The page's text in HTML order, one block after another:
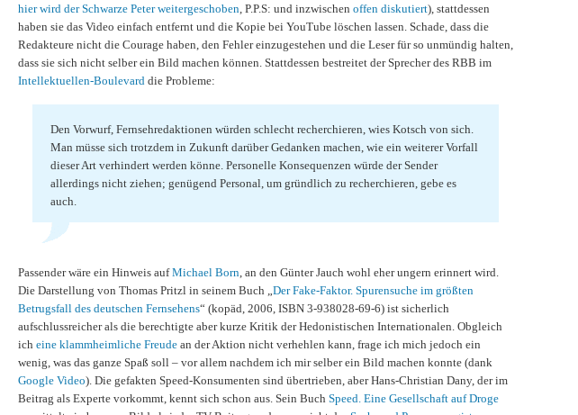
hier wird der Schwarze Peter weitergeschoben, P.P.S: und inzwischen offen diskutiert), stattdessen
haben sie das Video einfach entfernt und die Kopie bei YouTube löschen lassen. Schade, dass die
Redakteure nicht die Courage haben, den Fehler einzugestehen und die Leser für so unmündig halten,
dass sie sich nicht selber ein Bild machen können. Stattdessen bestreitet der Sprecher des RBB im
Intellektuellen-Boulevard die Probleme:
Den Vorwurf, Fernsehredaktionen würden schlecht recherchieren, wies Kotsch von sich.
Man müsse sich trotzdem in Zukunft darüber Gedanken machen, wie ein weiterer Vorfall
dieser Art verhindert werden könne. Personelle Konsequenzen würde der Sender
allerdings nicht ziehen; genügend Personal, um gründlich zu recherchieren, gebe es
auch.
Passender wäre ein Hinweis aufMichael Born, an den Günter Jauch wohl eher ungern erinnert wird.
Die Darstellung von Thomas Pritzl in seinem Buch „Der Fake-Faktor. Spurensuche im größten
Betrugsfall des deutschen Fernsehens“ (kopäd, 2006, ISBN 3-938028-69-6) ist sicherlich
aufschlussreicher als die berechtigte aber kurze Kritik der Hedonistischen Internationalen. Obgleich
ich eine klammheimliche Freude an der Aktion nicht verhehlen kann, frage ich mich jedoch ein
wenig, was das ganze Spaß soll – vor allem nachdem ich mir selber ein Bild machen konnte (dank
Google Video). Die gefakten Speed-Konsumenten sind übertrieben, aber Hans-Christian Dany, der im
Beitrag als Experte vorkommt, kennt sich schon aus. Sein Buch Speed. Eine Gesellschaft auf Droge